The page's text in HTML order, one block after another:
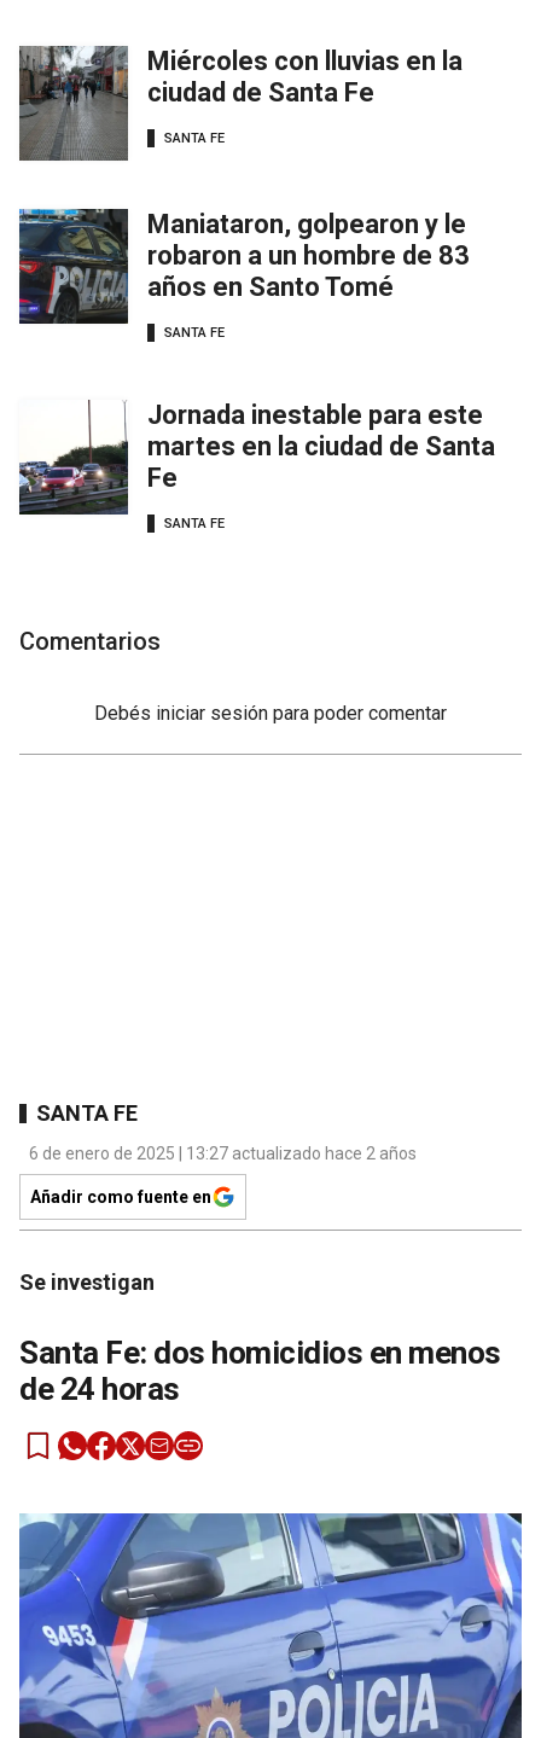
Miércoles con lluvias en la
ciudad de Santa Fe
SANTA FE
Maniataron, golpearon y le
robaron a un hombre de 83
años en Santo Tomé
SANTA FE
Jornada inestable para este
martes en la ciudad de Santa
Fe
SANTA FE
Comentarios
Debés iniciar sesión para poder comentar
SANTA FE
6 de enero de 2025 | 13:27 actualizado hace 2 años
Añadir como fuente en
Se investigan
Santa Fe: dos homicidios en menos
de 24 horas